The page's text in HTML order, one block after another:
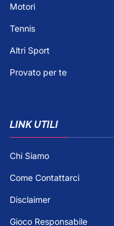
Motori
Tennis
Altri Sport
Provato per te
LINK UTILI
Chi Siamo
Come Contattarci
Disclaimer
Gioco Responsabile